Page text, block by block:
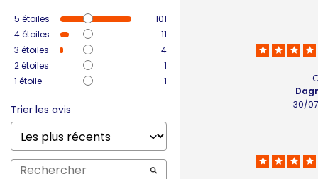
5 étoiles
101
4étoiles
11
3 étoiles
4
2étoiles
1
1 étoile 1
Trier les avis 30/